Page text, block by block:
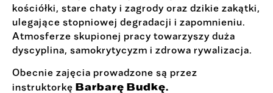
kościółki, stare chaty i zagrody oraz dzikie zakątki,
ulegające stopniowej degradacji i zapomnieniu.
Atmosferze skupionej pracy towarzyszy duża
dyscyplina, samokrytycyzm i zdrowa rywalizacja.
Obecnie zajęcia prowadzone są przez
instruktorkę Barbarę Budkę.